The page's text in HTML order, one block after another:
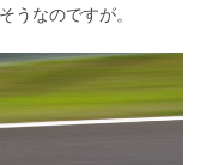
うなのですが。